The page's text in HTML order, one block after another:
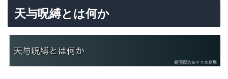
天与呪縛とは何か